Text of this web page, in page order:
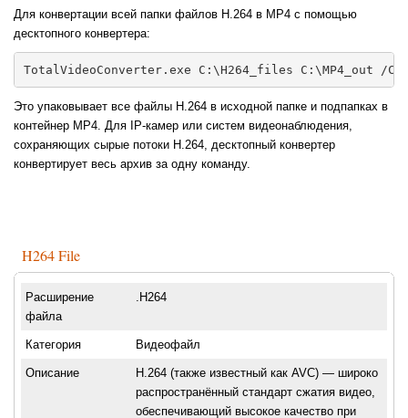
Для конвертации всей папки файлов H.264 в MP4 с помощью
десктопного конвертера:
TotalVideoConverter.exe C:\H264_files C:\MP4_out /
Это упаковывает все файлы H.264 в исходной папке и подпапках в
контейнер MP4. Для IP-камер или систем видеонаблюдения,
сохраняющих сырые потоки H.264, десктопный конвертер
конвертирует весь архив за одну команду.
H264 File
Расширение
файла
.H264
Категория Видеофайл
Описание
H.264 (также известный как AVC) — широко
распространённый стандарт сжатия видео,
обеспечивающий высокое качество при